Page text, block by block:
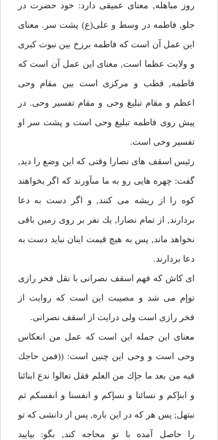
روز مباهله, معناى عميقى دارد: خود حضرت در
جلو, فاطمه در وسط و على(ع) پشت سر. معناى
اين عمل آن است كه فاطمه برزخ بين نبوت كبرى
و ولايت عظما است, معناى اين عمل آن است كه
فاطمه, قطب و مركزى است بين مقام وحى
اعظم و مقام تبليغ وحى و مقام تفسير وحى. در
پيش روى فاطمه تبليغ وحى است و پشت سر او
تفسير وحى است.
رئيس اسقف هاى نصارا وقتى كه اين وضع را ديد,
گفت: چهره هايى رو به ما مىآورند كه اگر بخواهند
كوه را از ريشه مى كنند, و اگر دست به دعا
بردارند, از تمام نصارا, يك نفر بر روى زمين باقى
نخواهد ماند, پس به هيچ قيمت اينان نبايد دست به
دعا بردارند.
اى كاش كه فهم اسقف نصرانى با نقل فخر رازى
توإم مى شد و مصيبت اين است كه روايت از
فخر رازى است ولى درايت از اسقف نصرانى.
معناى اين جمله اين است كه عمل من انعكاس
وحى است و وحى اين چنين است: ((فمن حاجك
فيه من بعد ما جإك من العلم فقل تعالوا ندع ابنائنا
و ابنإكم و نسائنا و نسإكم و انفسنا و انفسكم ثم
نبتهل; پس هر كه در اين باره, پس از دانشى كه تو
را حاصل آمده با تو محاجه كند, بگو: بياييد